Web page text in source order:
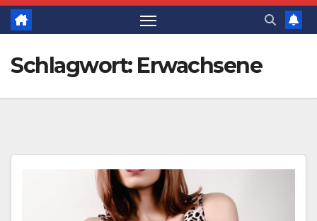
Schlagwort: Erwachsene